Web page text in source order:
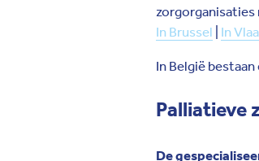
zorgorganisaties
In Brussel In
In België
Palliatieve
De